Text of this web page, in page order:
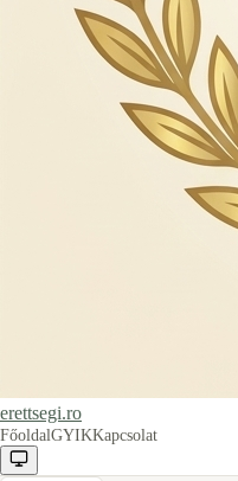
erettsegi.ro
FőoldalGYIKKapcsolat